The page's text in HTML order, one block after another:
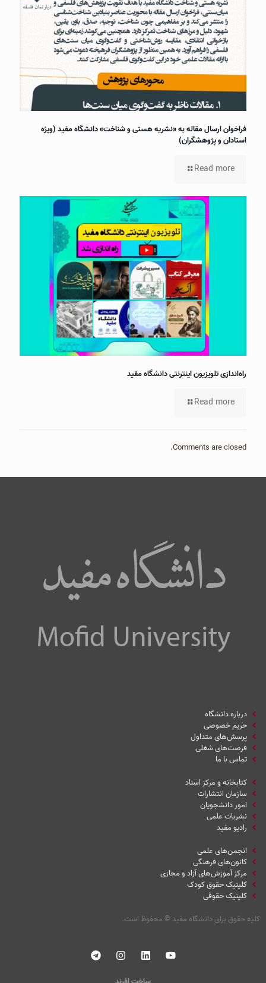
فراخوان ارسال مقاله به «نشریه هستی و شناخت» دانشگاه مفید (ویژه
استادان و پژوهشگران)
Read more
راه‌اندازی تلویزیون اینترنتی دانشگاه مفید
Read more
Comments are closed.
درباره دانشگاه
حریم خصوصی
پرسش‌های متداول
فرصت‌های شغلی
تماس با ما
کتابخانه و مرکز اسناد
سازمان انتشارات
امور دانشجویان
نشریات علمی
رادیو مفید
انجمن‌های علمی
کانون‌های فرهنگی
مرکز آموزش‌های آزاد و مجازی
کلینیک حقوق کودک
کلینیک حقوقی
کلیه حقوق برای دانشگاه مفید© محفوظ است.